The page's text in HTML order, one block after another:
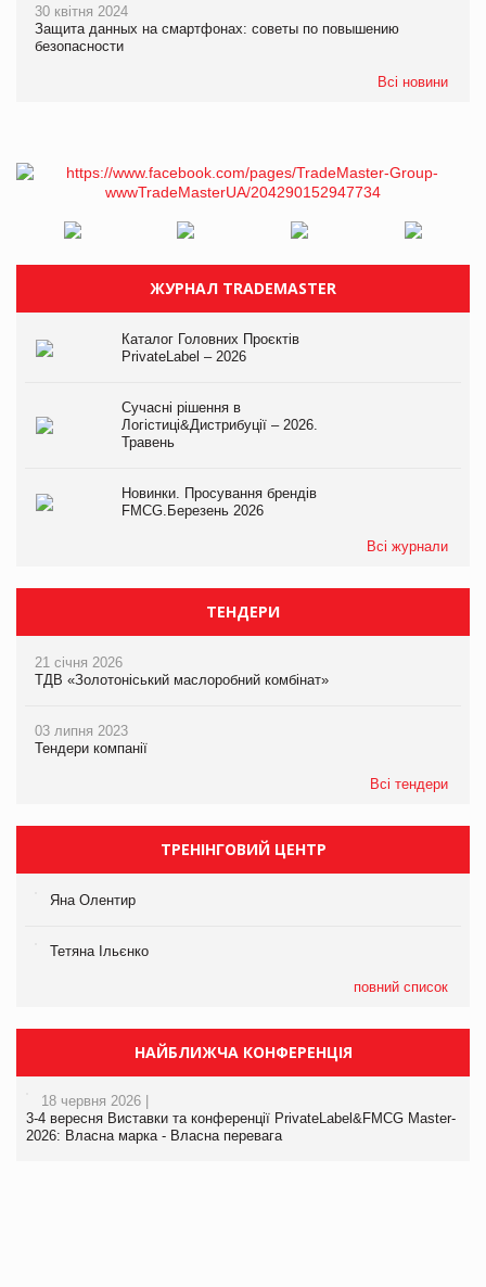
30 квітня 2024
Защита данных на смартфонах: советы по повышению
безопасности
Всі новини
ЖУРНАЛ TRADEMASTER
Каталог Головних Проєктів
PrivateLabel – 2026
Сучасні рішення в
Логістиці&Дистрибуції – 2026.
Травень
Новинки. Просування брендів
FMCG.Березень 2026
Всі журнали
ТЕНДЕРИ
21 січня 2026
ТДВ «Золотоніський маслоробний комбінат»
03 липня 2023
Тендери компанії
Всі тендери
ТРЕНІНГОВИЙ ЦЕНТР
Яна Олентир
Тетяна Ільєнко
повний список
НАЙБЛИЖЧА КОНФЕРЕНЦІЯ
18 червня 2026 |
3-4 вересня Виставки та конференції PrivateLabel&FMCG Master-
2026: Власна марка - Власна перевага